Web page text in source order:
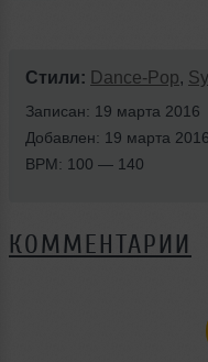
Стили: Dance-Pop,
Записан: 19 марта 2016
Добавлен: 19 марта
BPM: 100 — 140
КОММЕНТАРИИ